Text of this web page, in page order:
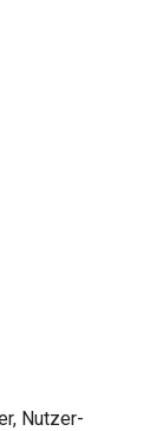
Nutzer-